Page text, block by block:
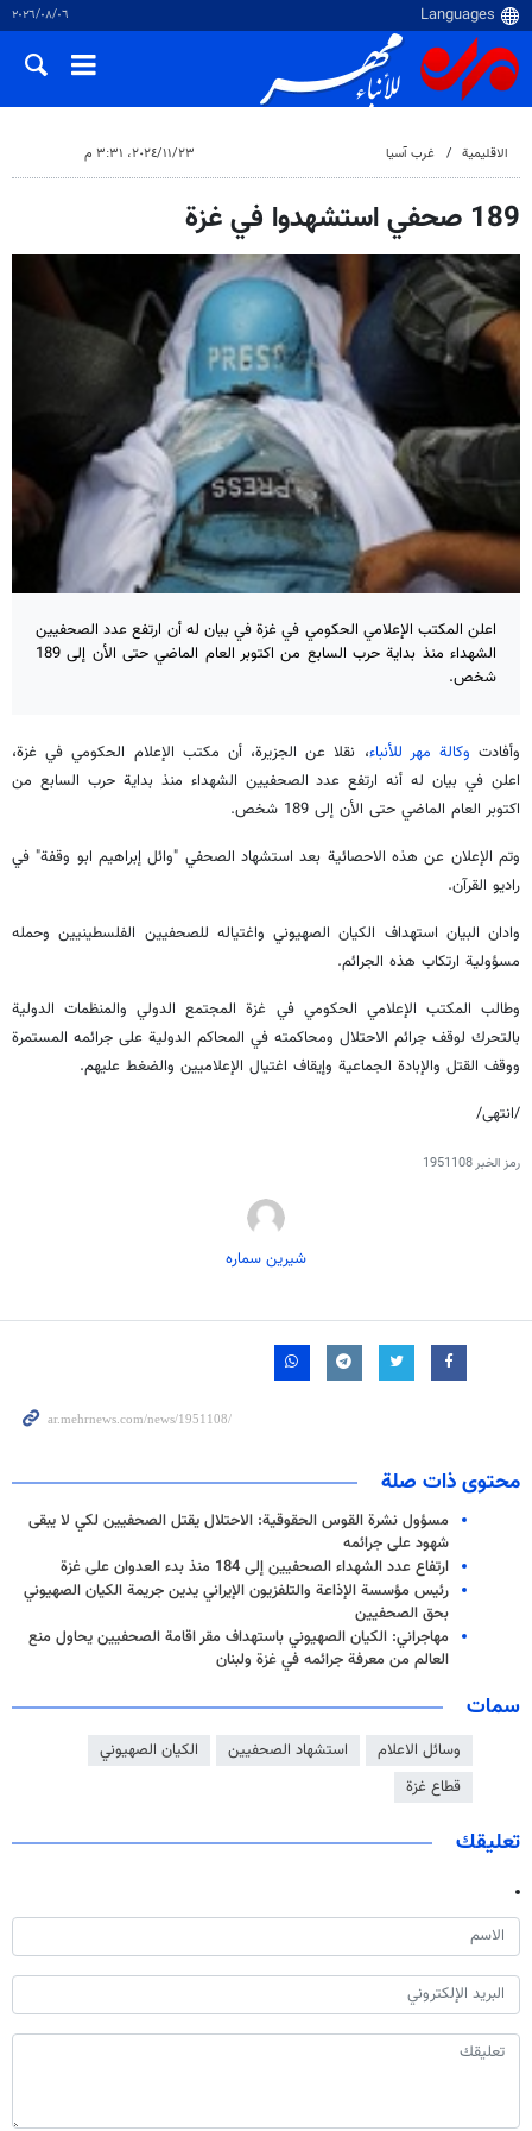
٠٦‏/٠٨‏/٢٠٢٦
الاقلیمیة غرب آسیا ٢٣‏/١١‏/٢٠٢٤، ٣:٣١ م
189 صحفي استشهدوا في غزة
اعلن المكتب الإعلامي الحكومي في غزة في بيان له أن ارتفع عدد الصحفيين
الشهداء منذ بداية حرب السابع من اكتوبر العام الماضي حتى الأن إلى 189
شخص.
وأفادت وكالة مهر للأنباء، نقلا عن الجزيرة، أن مكتب الإعلام الحكومي في غزة،
اعلن في بيان له أنه ارتفع عدد الصحفيين الشهداء منذ بداية حرب السابع من
اكتوبر العام الماضي حتى الأن إلى 189 شخص.
وتم الإعلان عن هذه الاحصائية بعد استشهاد الصحفي "وائل إبراهيم ابو وقفة" في
راديو القرآن.
وادان البيان استهداف الكيان الصهيوني واغتياله للصحفيين الفلسطينيين وحمله
مسؤولية ارتكاب هذه الجرائم.
وطالب المكتب الإعلامي الحكومي في غزة المجتمع الدولي والمنظمات الدولية
بالتحرك لوقف جرائم الاحتلال ومحاكمته في المحاكم الدولية على جرائمه المستمرة
ووقف القتل والإبادة الجماعية وإيقاف اغتيال الإعلاميين والضغط عليهم.
/انتهى/
رمز الخبر1951108
شیرین سماره
محتوى ذات صلة
مسؤول نشرة القوس الحقوقية: الاحتلال يقتل الصحفيين لكي لا يبقى
شهود على جرائمه
ارتفاع عدد الشهداء الصحفيين إلى 184 منذ بدء العدوان على غزة
رئيس مؤسسة الإذاعة والتلفزيون الإيراني يدين جريمة الكيان الصهيوني
بحق الصحفيين
مهاجراني: الكيان الصهيوني باستهداف مقر اقامة الصحفيين يحاول منع
العالم من معرفة جرائمه في غزة ولبنان
سمات
وسائل الاعلام استشهاد الصحفيين
الكيان الصهيوني
قطاع غزة
تعليقك